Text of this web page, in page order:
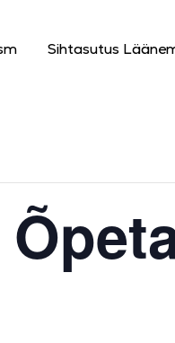
Sihtasutus